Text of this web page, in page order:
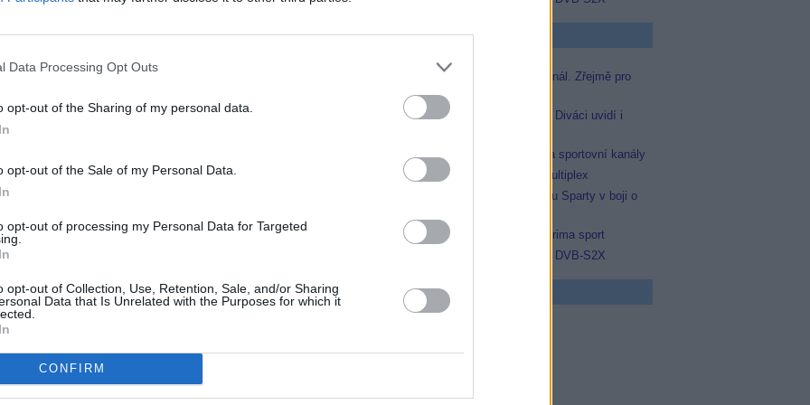
Data Processing Opt Outs
opt-out of the Sharing of my personal data.
opt-out of the Sale of my Personal Data.
opt-out of processing my Personal Data for Targeted
opt-out of Collection, Use, Retention, Sale, and/or Sharing
Data that Is Unrelated with the Purposes for which it
CONFIRM
HD
obsahu má být v češtině
Sport 4 a M4 Sport
a Horor Film
Viasat 6 z nového TP
• CNC operátor• mzda 48.400 Kč • náborový bonus
okres Jihlava)
montážní dělník • mzda 44.700 Kč • týdenní zálohy na
• práce ve skladu • mzda 48.400 Kč • náborový bonus
• střídač • mzda 48.400 Kč • příspěvek na ubytování
seřizování strojů • mzda 48.400 Kč • náborový bonus
Jihlava)
Top Zprávičky
Skylink spustil nový Test kanál. Zřejmě pro
Prima sport
Oneplay zařadí Prima sport. Diváci uvidí i
AMC získala licence pro dva sportovní kanály
Operátor Du převzal další multiplex
Prima sport odvysílá i odvetu Sparty v boji o
Antik TV potvrdil zařazení Prima sport
Televisa Networks přešla na DVB-S2X
TV program
20:15 Vyprávěj